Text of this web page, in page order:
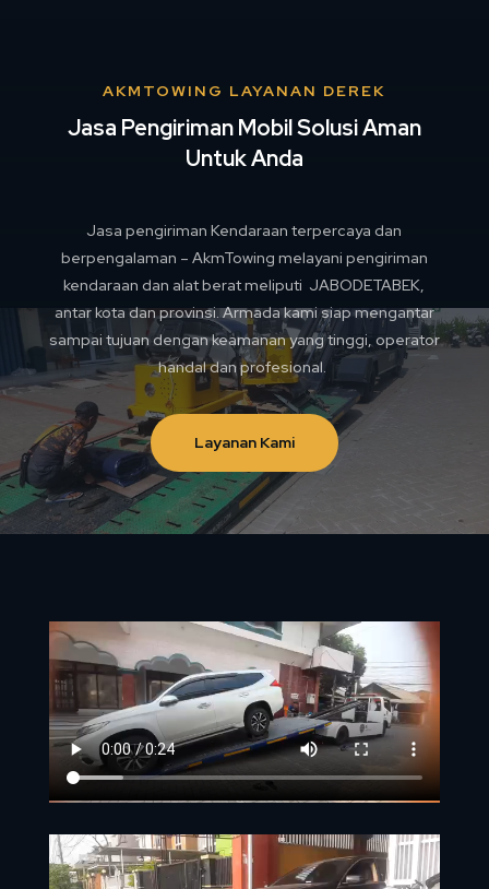
AKMTOWING LAYANAN DEREK
Jasa Pengiriman Mobil Solusi Aman
Untuk Anda
Jasa pengiriman Kendaraan terpercaya dan
berpengalaman – AkmTowing melayani pengiriman
kendaraan dan alat berat meliputi JABODETABEK,
antar kota dan provinsi. Armada kami siap mengantar
sampai tujuan dengan keamanan yang tinggi, operator
handal dan profesional.
Layanan Kami